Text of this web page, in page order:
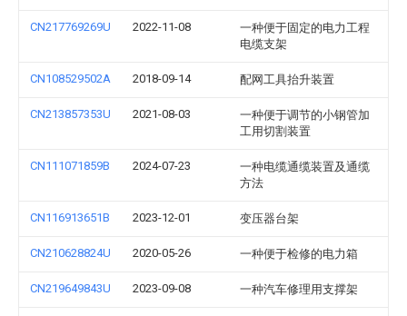
CN217769269U 2022-11-08
一种便于固定的电力工程
电缆支架
CN108529502A 2018-09-14 配网工具抬升装置
CN213857353U 2021-08-03
一种便于调节的小钢管加
工用切割装置
CN111071859B 2024-07-23
一种电缆通缆装置及通缆
方法
CN116913651B 2023-12-01 变压器台架
CN210628824U 2020-05-26 一种便于检修的电力箱
CN219649843U 2023-09-08 一种汽车修理用支撑架